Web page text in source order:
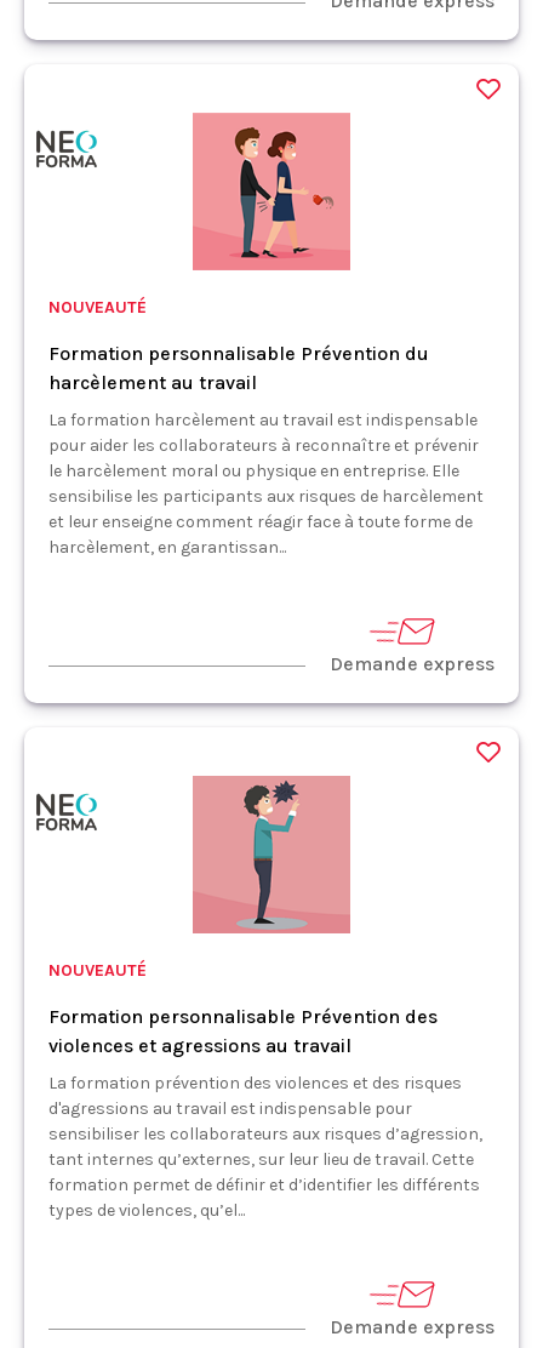
NOUVEAUTÉ
Formation personnalisable Prévention du
harcèlement au travail
La formation harcèlement au travail est indispensable
pour aider les collaborateurs à reconnaître et prévenir
le harcèlement moral ou physique en entreprise. Elle
sensibilise les participants aux risques de harcèlement
et leur enseigne comment réagir face à toute forme de
harcèlement, en garantissan...
Demande express
NOUVEAUTÉ
Formation personnalisable Prévention des
violences et agressions au travail
La formation prévention des violences et des risques
d'agressions au travail est indispensable pour
sensibiliser les collaborateurs aux risques d’agression,
tant internes qu’externes, sur leur lieu de travail. Cette
formation permet de définir et d’identifier les différents
types de violences, qu’el...
Demande express